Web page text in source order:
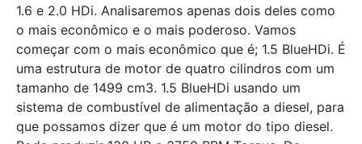
1.6 e 2.0 HDi. Analisaremos apenas dois deles como
o mais econômico e o mais poderoso. Vamos
começar com o mais econômico que é; 1.5 BlueHDi. É
uma estrutura de motor de quatro cilindros com um
tamanho de 1499 cm3. 1.5 BlueHDi usando um
sistema de combustível de alimentação a diesel, para
que possamos dizer que é um motor do tipo diesel.